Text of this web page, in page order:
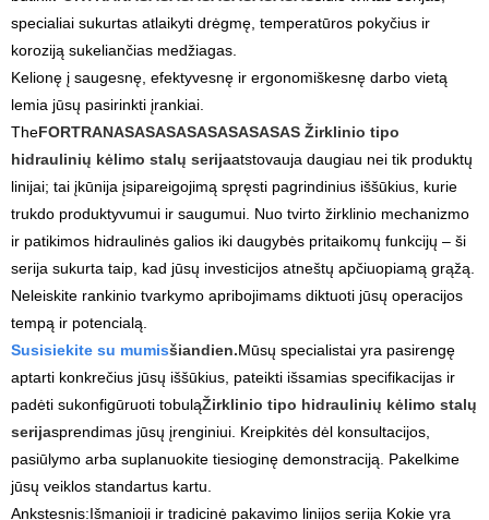
specialiai sukurtas atlaikyti drėgmę, temperatūros pokyčius ir
koroziją sukeliančias medžiagas.
Kelionę į saugesnę, efektyvesnę ir ergonomiškesnę darbo vietą
lemia jūsų pasirinkti įrankiai.
TheFORTRANASASASASASASASASAS Žirklinio tipo
hidraulinių kėlimo stalų serijaatstovauja daugiau nei tik produktų
linijai; tai įkūnija įsipareigojimą spręsti pagrindinius iššūkius, kurie
trukdo produktyvumui ir saugumui. Nuo tvirto žirklinio mechanizmo
ir patikimos hidraulinės galios iki daugybės pritaikomų funkcijų – ši
serija sukurta taip, kad jūsų investicijos atneštų apčiuopiamą grąžą.
Neleiskite rankinio tvarkymo apribojimams diktuoti jūsų operacijos
tempą ir potencialą.
Susisiekite su mumisšiandien.Mūsų specialistai yra pasirengę
aptarti konkrečius jūsų iššūkius, pateikti išsamias specifikacijas ir
padėti sukonfigūruoti tobuląŽirklinio tipo hidraulinių kėlimo stalų
serijasprendimas jūsų įrenginiui. Kreipkitės dėl konsultacijos,
pasiūlymo arba suplanuokite tiesioginę demonstraciją. Pakelkime
jūsų veiklos standartus kartu.
Ankstesnis:Išmanioji ir tradicinė pakavimo linijos serija Kokie yra